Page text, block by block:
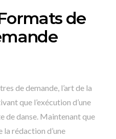
de
de demande, l’art de la
que l’exécution d’une
de danse. Maintenant que
la rédaction d’une